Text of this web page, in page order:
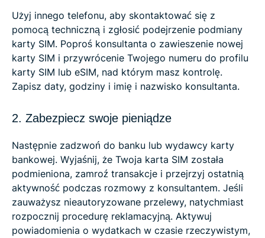
Użyj innego telefonu, aby skontaktować się z
pomocą techniczną i zgłosić podejrzenie podmiany
karty SIM. Poproś konsultanta o zawieszenie nowej
karty SIM i przywrócenie Twojego numeru do profilu
karty SIM lub eSIM, nad którym masz kontrolę.
Zapisz daty, godziny i imię i nazwisko konsultanta.
2. Zabezpiecz swoje pieniądze
Następnie zadzwoń do banku lub wydawcy karty
bankowej. Wyjaśnij, że Twoja karta SIM została
podmieniona, zamroź transakcje i przejrzyj ostatnią
aktywność podczas rozmowy z konsultantem. Jeśli
zauważysz nieautoryzowane przelewy, natychmiast
rozpocznij procedurę reklamacyjną. Aktywuj
powiadomienia o wydatkach w czasie rzeczywistym,